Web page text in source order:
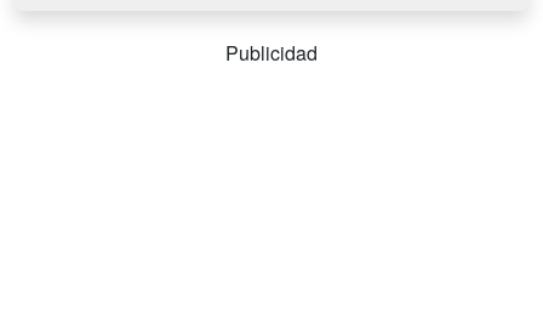
Publicidad